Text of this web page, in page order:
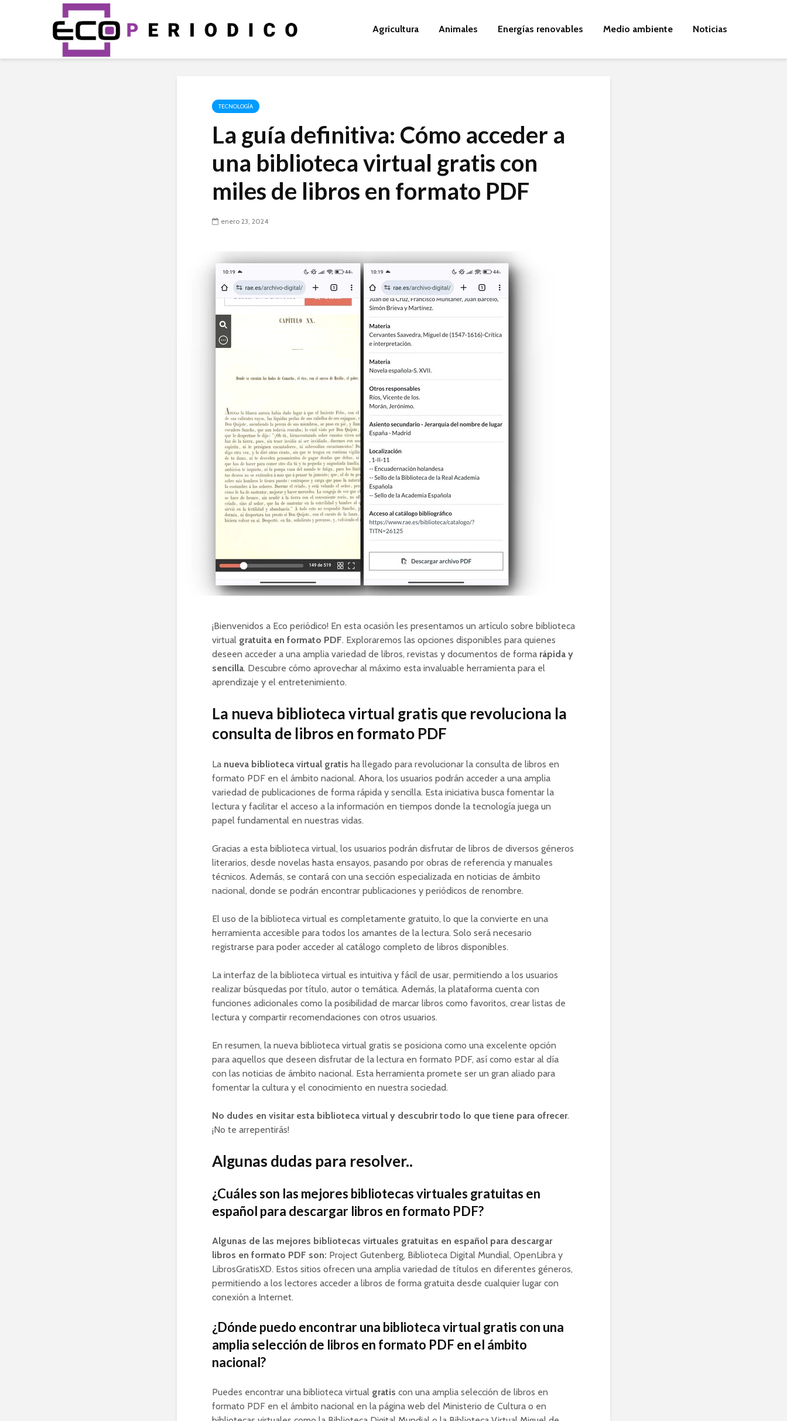
Agricultura Animales Energías renovables Medio ambiente Noticias
TECNOLOGÍA
La guía definitiva: Cómo acceder a
una biblioteca virtual gratis con
miles de libros en formato PDF
enero 23, 2024
¡Bienvenidos a Eco periódico! En esta ocasión les presentamos un artículo sobre biblioteca
virtual gratuita en formato PDF. Exploraremos las opciones disponibles para quienes
deseen acceder a una amplia variedad de libros, revistas y documentos de forma rápida y
sencilla. Descubre cómo aprovechar al máximo esta invaluable herramienta para el
aprendizaje y el entretenimiento.
La nueva biblioteca virtual gratis que revoluciona la
consulta de libros en formato PDF
La nueva biblioteca virtual gratis ha llegado para revolucionar la consulta de libros en
formato PDF en el ámbito nacional. Ahora, los usuarios podrán acceder a una amplia
variedad de publicaciones de forma rápida y sencilla. Esta iniciativa busca fomentar la
lectura y facilitar el acceso a la información en tiempos donde la tecnología juega un
papel fundamental en nuestras vidas.
Gracias a esta biblioteca virtual, los usuarios podrán disfrutar de libros de diversos géneros
literarios, desde novelas hasta ensayos, pasando por obras de referencia y manuales
técnicos. Además, se contará con una sección especializada en noticias de ámbito
nacional, donde se podrán encontrar publicaciones y periódicos de renombre.
El uso de la biblioteca virtual es completamente gratuito, lo que la convierte en una
herramienta accesible para todos los amantes de la lectura. Solo será necesario
registrarse para poder acceder al catálogo completo de libros disponibles.
La interfaz de la biblioteca virtual es intuitiva y fácil de usar, permitiendo a los usuarios
realizar búsquedas por título, autor o temática. Además, la plataforma cuenta con
funciones adicionales como la posibilidad de marcar libros como favoritos, crear listas de
lectura y compartir recomendaciones con otros usuarios.
En resumen, la nueva biblioteca virtual gratis se posiciona como una excelente opción
para aquellos que deseen disfrutar de la lectura en formato PDF, así como estar al día
con las noticias de ámbito nacional. Esta herramienta promete ser un gran aliado para
fomentar la cultura y el conocimiento en nuestra sociedad.
No dudes en visitar esta biblioteca virtual y descubrir todo lo que tiene para ofrecer.
¡No te arrepentirás!
Algunas dudas para resolver..
¿Cuáles son las mejores bibliotecas virtuales gratuitas en
español para descargar libros en formato PDF?
Algunas de las mejores bibliotecas virtuales gratuitas en español para descargar
libros en formato PDF son: Project Gutenberg, Biblioteca Digital Mundial, OpenLibra y
LibrosGratisXD. Estos sitios ofrecen una amplia variedad de títulos en diferentes géneros,
permitiendo a los lectores acceder a libros de forma gratuita desde cualquier lugar con
conexión a Internet.
¿Dónde puedo encontrar una biblioteca virtual gratis con una
amplia selección de libros en formato PDF en el ámbito
nacional?
Puedes encontrar una biblioteca virtual gratis con una amplia selección de libros en
formato PDF en el ámbito nacional en la página web del Ministerio de Cultura o en